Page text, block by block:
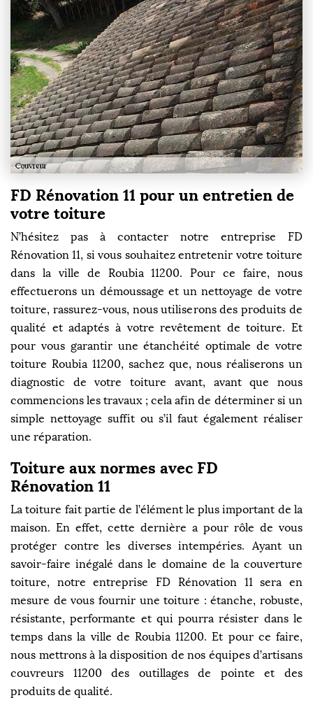
FD Rénovation 11 pour un entretien de
votre toiture
N’hésitez pas à contacter notre entreprise FD
Rénovation 11, si vous souhaitez entretenir votre toiture
dans la ville de Roubia 11200. Pour ce faire, nous
effectuerons un démoussage et un nettoyage de votre
toiture, rassurez-vous, nous utiliserons des produits de
qualité et adaptés à votre revêtement de toiture. Et
pour vous garantir une étanchéité optimale de votre
toiture Roubia 11200, sachez que, nous réaliserons un
diagnostic de votre toiture avant, avant que nous
commencions les travaux ; cela afin de déterminer si un
simple nettoyage suffit ou s’il faut également réaliser
une réparation.
Toiture aux normes avec FD
Rénovation 11
La toiture fait partie de l’élément le plus important de la
maison. En effet, cette dernière a pour rôle de vous
protéger contre les diverses intempéries. Ayant un
savoir-faire inégalé dans le domaine de la couverture
toiture, notre entreprise FD Rénovation 11 sera en
mesure de vous fournir une toiture : étanche, robuste,
résistante, performante et qui pourra résister dans le
temps dans la ville de Roubia 11200. Et pour ce faire,
nous mettrons à la disposition de nos équipes d’artisans
couvreurs 11200 des outillages de pointe et des
produits de qualité.